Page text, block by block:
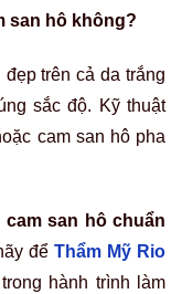
san hô không?
trên cả da trắng
sắc độ. Kỹ thuật
cam san hô pha
cam san hô chuẩn
để Thẩm Mỹ Rio
hành trình làm